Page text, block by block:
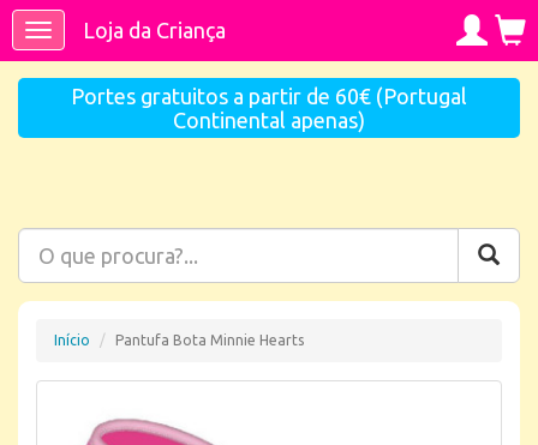
ToggleLoja da Criança
Portes gratuitos a partir de 60€ (Portugal
Continental apenas)
Início Pantufa Bota Minnie Hearts